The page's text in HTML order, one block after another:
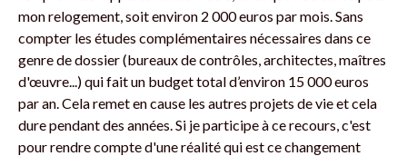
mon relogement, soit environ 2 000 euros par mois. Sans
compter les études complémentaires nécessaires dans ce
genre de dossier (bureaux de contrôles, architectes, maîtres
d'œuvre...) qui fait un budget total d’environ 15 000 euros
par an. Cela remet en cause les autres projets de vie et cela
dure pendant des années. Si je participe à ce recours, c'est
pour rendre compte d'une réalité qui est ce changement